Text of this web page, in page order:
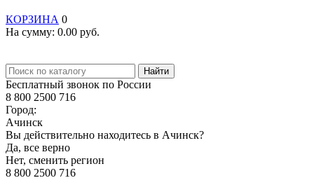
КОРЗИНА 0
На сумму: 0.00 руб.
Найти
Бесплатный звонок по России
8 800 2500 716
Город:
Ачинск
Вы действительно находитесь в Ачинск?
Да, все верно
Нет, сменить регион
8 800 2500 716